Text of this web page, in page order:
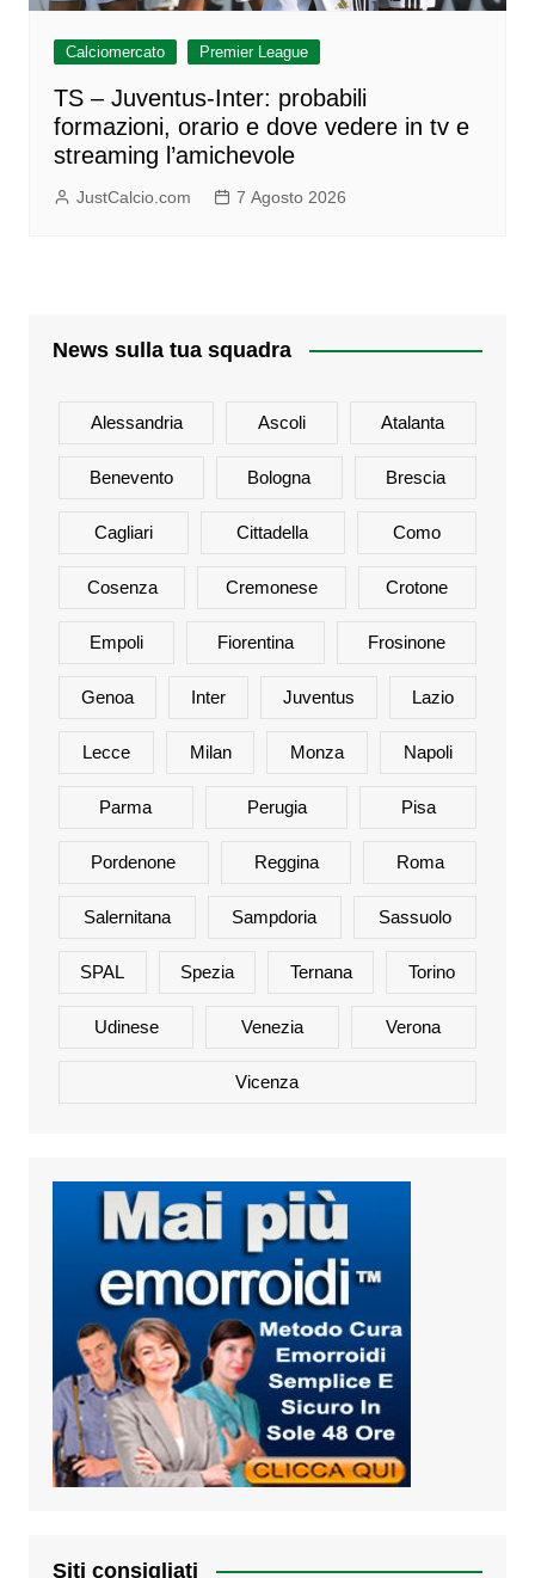
Calciomercato Premier League
TS – Juventus-Inter: probabili
formazioni, orario e dove vedere in tv e
streaming l’amichevole
JustCalcio.com 7 Agosto 2026
News sulla tua squadra
Alessandria Ascoli Atalanta
Benevento Bologna Brescia
Cagliari Cittadella Como
Cosenza Cremonese Crotone
Empoli Fiorentina Frosinone
Genoa Inter Juventus Lazio
Lecce Milan Monza Napoli
Parma Perugia Pisa
Pordenone Reggina Roma
Salernitana Sampdoria Sassuolo
SPAL Spezia Ternana Torino
Udinese Venezia Verona
Vicenza
Siti consigliati